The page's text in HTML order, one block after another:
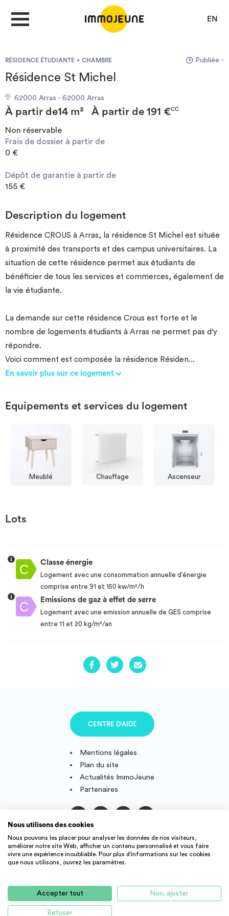
EN
DÉPOSER UNE ANNONCE
Je cherche un logement
Je propose un bien
Investir
RÉSIDENCE ÉTUDIANTE CHAMBRE Publiée -
Résidence St Michel
62000 Arras - 62000 Arras
À partir de14 m² À partir de 191 €CC
Non réservable
Frais de dossier à partir de
0 €
Dépôt de garantie à partir de
155 €
Description du logement
Résidence CROUS à Arras, la résidence St Michel est située
à proximité des transports et des campus universitaires. La
situation de cette résidence permet aux étudiants de
bénéficier de tous les services et commerces, également de
la vie étudiante.
La demande sur cette résidence Crous est forte et le
nombre de logements étudiants à Arras ne permet pas d'y
répondre.
Voici comment est composée la résidence Résiden...
En savoir plus sur ce logement
Equipements et services du logement
Meublé Chauffage Ascenseur
Lots
Classe énergie
Logement avec une consommation annuelle d’énergie
comprise entre 91 et 150 kw/m²/h
Emissions de gaz à effet de serre
Logement avec une emission annuelle de GES comprise
entre 11 et 20 kg/m²/an
Mentions légales
Plan du site
Actualités ImmoJeune
Partenaires
CENTRE D'AIDE
Suivez-nous
France.
Des offres de logement étudiant et jeune actif dans toute la
France : résidence étudiant, agence immobilière, location
Nous utilisons des cookies
Nous pouvons les placer pour analyser les données de nos visiteurs,
améliorer notre site Web, afficher un contenu personnalisé et vous faire
vivre une expérience inoubliable. Pour plus d'informations sur les cookies
que nous utilisons, ouvrez les paramètres.
Accepter tout Non, ajuster
Refuser